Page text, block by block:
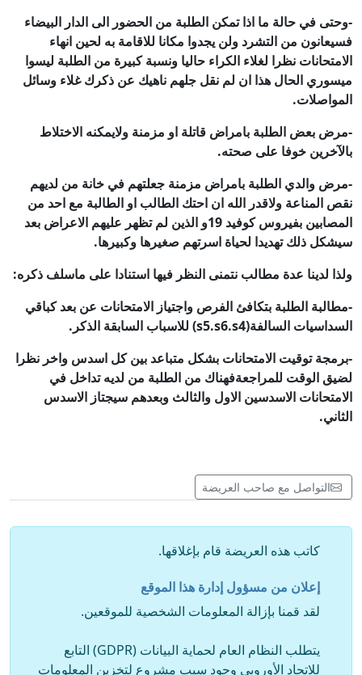
-وحتى في حالة ما اذا تمكن الطلبة من الحضور الى الدار البيضاء
فسيعانون من التشرد ولن يجدوا مكانا للاقامة به لحين انهاء
الامتحانات نظرا لغلاء الكراء حاليا ونسبة كبيرة من الطلبة ليسوا
ميسوري الحال هذا ان لم نقل جلهم ناهيك عن ذكرك غلاء وسائل
المواصلات.
-مرض بعض الطلبة بامراض قاتلة او مزمنة ولايمكنه الاختلاط
بالآخرين خوفا على صحته.
-مرض والدي الطلبة بامراض مزمنة جعلتهم في خانة من لديهم
نقص المناعة ولاقدر الله ان احتك الطالب او الطالبة مع احد من
المصابين بفيروس كوفيد 19و الذين لم تظهر عليهم الاعراض بعد
سيشكل ذلك تهديدا لحياة اسرتهم صغيرها وكبيرها.
ولذا لدينا عدة مطالب نتمنى النظر فيها استنادا على ماسلف ذكره:
-مطالبة الطلبة بتكافئ الفرص واجتياز الامتحانات عن بعد كباقي
السداسيات السالفة(s5.s6.s4) للاسباب السابقة الذكر.
-برمجة توقيت الامتحانات بشكل متباعد بين كل اسدس واخر نظرا
لضيق الوقت للمراجعةفهناك من الطلبة من لديه تداخل في
الامتحانات الاسدسين الاول والثالث وبعدهم سيجتاز الاسدس
الثاني.
التواصل مع صاحب العريضة
كاتب هذه العريضة قام بإغلاقها.
إعلان من مسؤول إدارة هذا الموقع
لقد قمنا بإزالة المعلومات الشخصية للموقعين.
يتطلب النظام العام لحماية البيانات (GDPR) التابع
للاتحاد الأوروبي وجود سبب مشروع لتخزين المعلومات